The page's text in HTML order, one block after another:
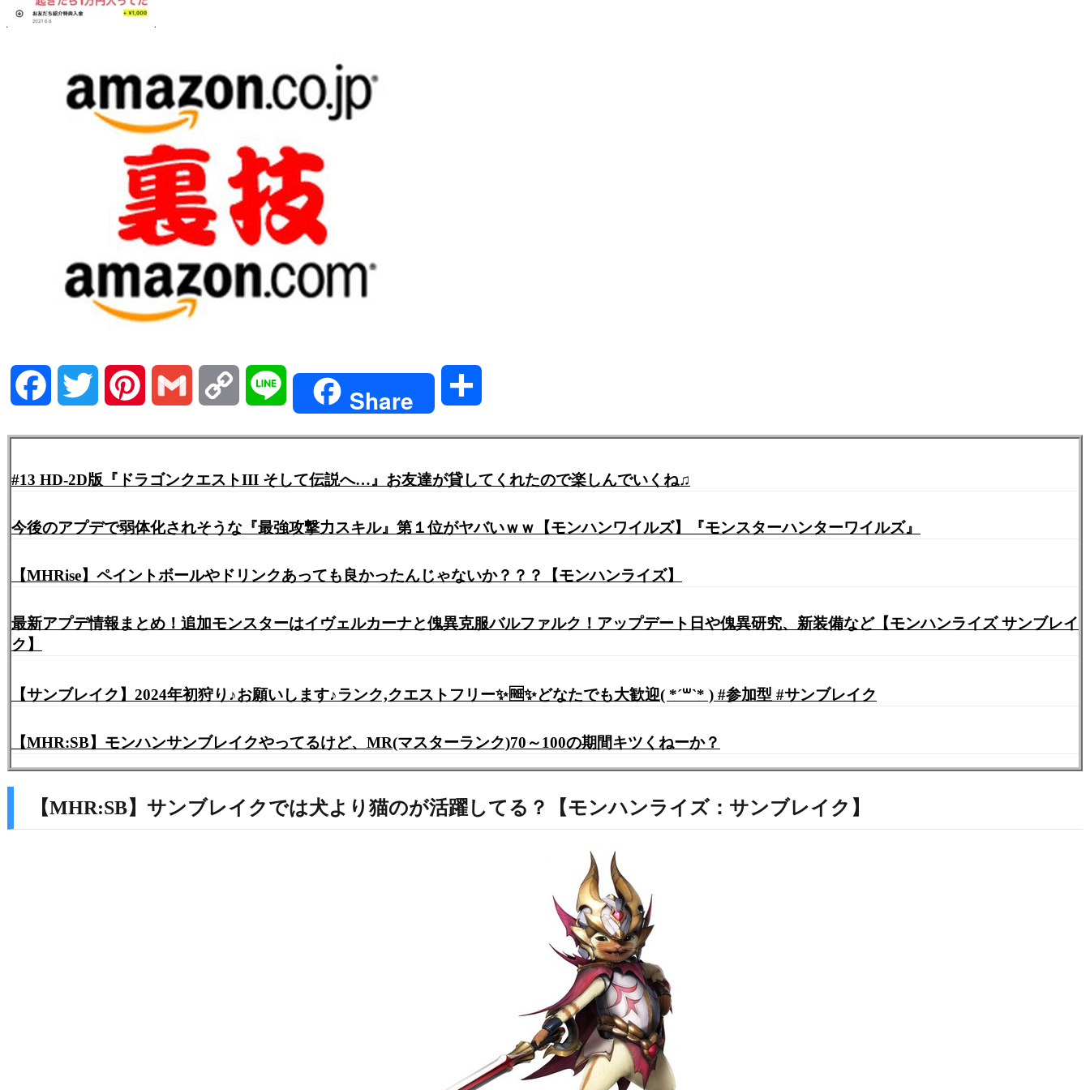
Facebook Twitter Pinterest Gmail Copy Share
#13 HD-2D版『ドラゴンクエストIII そして伝説へ…』お友達が貸してくれたので楽しんでいくね♫
今後のアプデで弱体化されそうな『最強攻撃力スキル』第１位がヤバいｗｗ【モンハンワイルズ】『モンスターハンターワイルズ』
【MHRise】ペイントボールやドリンクあっても良かったんじゃないか？？？【モンハンライズ】
最新アプデ情報まとめ！追加モンスターはイヴェルカーナと傀異克服バルファルク！アップデート日や傀異研究、新装備など【モンハンライズ サンブレイ
ク】
【サンブレイク】2024年初狩り♪お願いします♪ランク,クエストフリー✨🆓✨どなたでも大歓迎( *´꒳`* ) #参加型 #サンブレイク
【MHR:SB】モンハンサンブレイクやってるけど、MR(マスターランク)70～100の期間キツくねーか？
【MHR:SB】サンブレイクでは犬より猫のが活躍してる？【モンハンライズ：サンブレイク】